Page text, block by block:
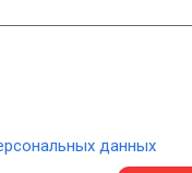
данных